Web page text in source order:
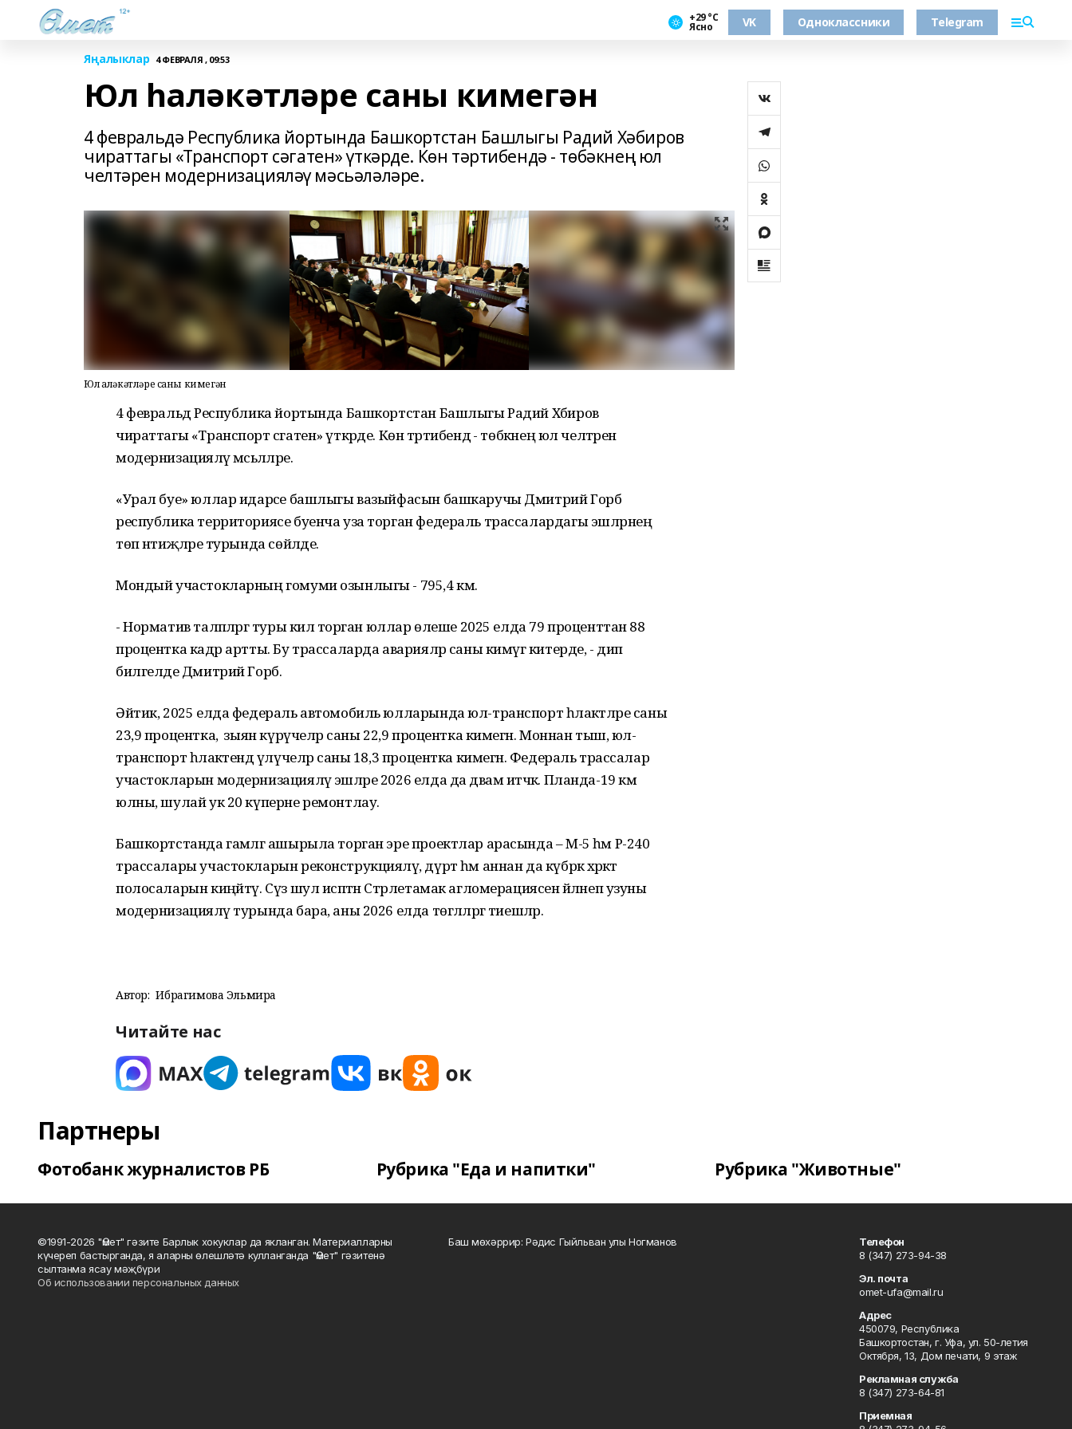
+29 °С
Ясно VK Одноклассники Telegram
Яңалыклар 4 ФЕВРАЛЯ , 09:53
Юл һаләкәтләре саны кимегән
4 февральдә Республика йортында Башкортстан Башлыгы Радий Хәбиров
чираттагы «Транспорт сәгатен» үткәрде. Көн тәртибендә - төбәкнең юл
челтәрен модернизацияләү мәсьәләләре.
Юл һаләкәтләре саны кимегән
4 февральдә Республика йортында Башкортстан Башлыгы Радий Хәбиров
чираттагы «Транспорт сәгатен» үткәрде. Көн тәртибендә - төбәкнең юл челтәрен
модернизацияләү мәсьәләләре.
«Урал буе» юллар идарәсе башлыгы вазыйфасын башкаручы Дмитрий Горб
республика территориясе буенча уза торган федераль трассалардагы эшләрнең
төп нәтиҗәләре турында сөйләде.
Мондый участокларның гомуми озынлыгы - 795,4 км.
- Норматив таләпләргә туры килә торган юллар өлеше 2025 елда 79 проценттан 88
процентка кадәр артты. Бу трассаларда аварияләр саны кимүгә китерде, - дип
билгеләде Дмитрий Горб.
Әйтик, 2025 елда федераль автомобиль юлларында юл-транспорт һәлакәтләре саны
23,9 процентка, ә зыян күрүчеләр саны 22,9 процентка кимегән. Моннан тыш, юл-
транспорт һәлакәтендә үлүчеләр саны 18,3 процентка кимегән. Федераль трассалар
участокларын модернизацияләү эшләре 2026 елда да дәвам итәчәк. Планда-19 км
юлны, шулай ук 20 күперне ремонтлау.
Башкортстанда гамәлгә ашырыла торган эре проектлар арасында – М-5 һәм Р-240
трассалары участокларын реконструкцияләү, дүрт һәм аннан да күбрәк хәрәкәт
полосаларын киңәйтү. Сүз шул исәптән Стәрлетамак агломерациясен әйләнеп узуны
модернизацияләү турында бара, аны 2026 елда төгәлләргә тиешләр.
Автор: Ибрагимова Эльмира
Читайте нас
Партнеры
Фотобанк журналистов РБ Рубрика "Еда и напитки" Рубрика "Животные"
©1991-2026 "Өмет" гәзите Барлык хокуклар да якланган. Материалларны
күчереп бастырганда, я аларны өлешләтә кулланганда "Өмет" гәзитенә
сылтанма ясау мәҗбүри
Об использовании персональных данных
Баш мөхәррир: Рәдис Гыйльван улы Ногманов
Телефон
8 (347) 273-94-38
Эл. почта
omet-ufa@mail.ru
Адрес
450079, Республика
Башкортостан, г. Уфа, ул. 50-летия
Октября, 13, Дом печати, 9 этаж
Рекламная служба
8 (347) 273-64-81
Приемная